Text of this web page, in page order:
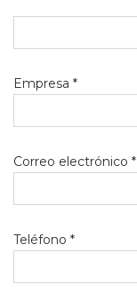
Empresa *
Correo electrónico *
Teléfono *